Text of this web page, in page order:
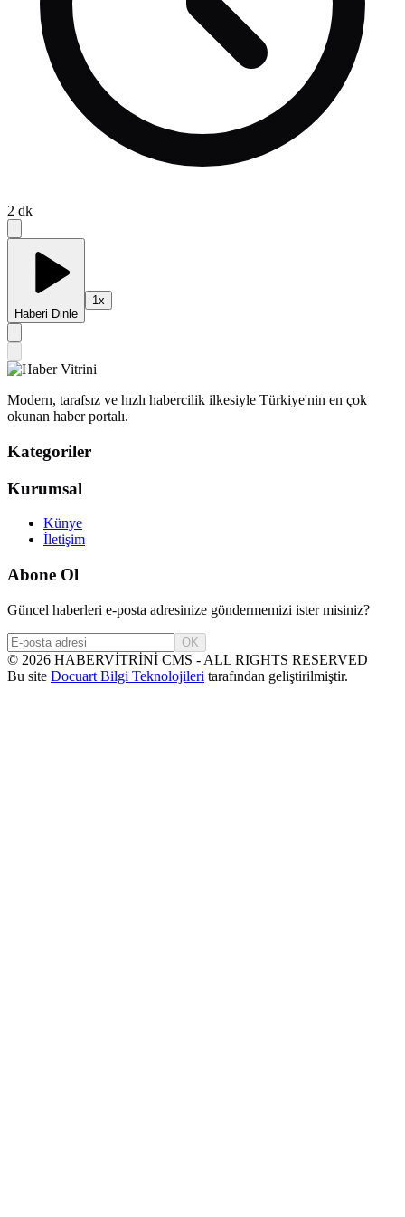
2 dk
Haberi Dinle
1x
Modern, tarafsız ve hızlı habercilik ilkesiyle Türkiye'nin en çok
okunan haber portalı.
Kategoriler
Kurumsal
Künye
İletişim
Abone Ol
Güncel haberleri e-posta adresinize göndermemizi ister misiniz?
OK
© 2026 HABERVİTRİNİ CMS - ALL RIGHTS RESERVED
Bu site Docuart Bilgi Teknolojileri tarafından geliştirilmiştir.